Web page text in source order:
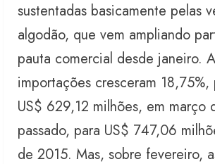
sustentadas basicamente pelas
algodão, que vem ampliando
pauta comercial desde janeiro.
importações cresceram 18,75%,
US$ 629,12 milhões, em março
passado, para US$ 747,06
de 2015. Mas, sobre fevereiro,